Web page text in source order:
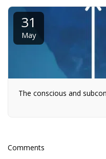
31
May
The conscious and
Comments